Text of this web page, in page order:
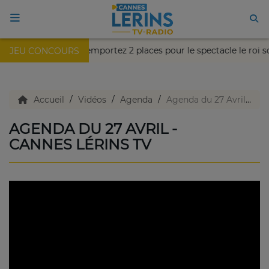
JEU CONCOURS
votre chance et remportez 2 places pour le spectacle le
TV en direct
Replay TV
Accueil Vidéos Agenda Agenda du 27 Avril - Cannes Lérins TV
AGENDA DU 27 AVRIL -
CANNES LÉRINS TV